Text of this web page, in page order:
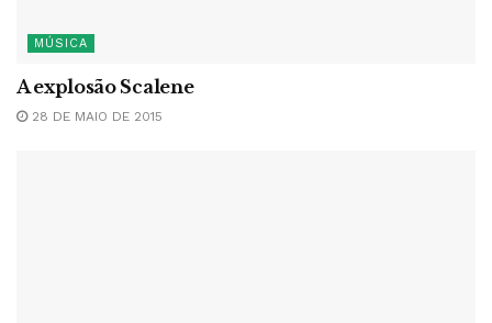
MÚSICA
A explosão Scalene
28 DE MAIO DE 2015